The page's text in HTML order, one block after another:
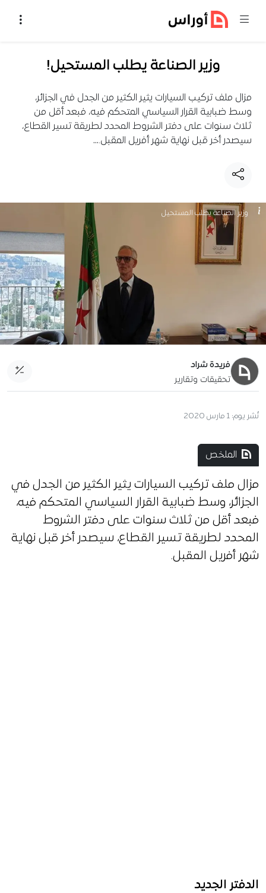
وزير الصناعة يطلب المستحيل!
مزال ملف تركيب السيارات يثير الكثير من الجدل في الجزائر،
وسط ضبابية القرار السياسي المتحكم فيه، فبعد أقل من
ثلاث سنوات على دفتر الشروط المحدد لطريقة تسير القطاع،
سيصدر أخر قبل نهاية شهر أفريل المقبل.…
وزير الصناعة يطلب المستحيل
فريدة شراد
تحقيقات وتقارير
نُشر يوم: 1 مارس 2020
الملخص
مزال ملف تركيب السيارات يثير الكثير من الجدل في
الجزائر، وسط ضبابية القرار السياسي المتحكم فيه،
فبعد أقل من ثلاث سنوات على دفتر الشروط
المحدد لطريقة تسير القطاع، سيصدر أخر قبل نهاية
شهر أفريل المقبل.
الدفتر الجديد